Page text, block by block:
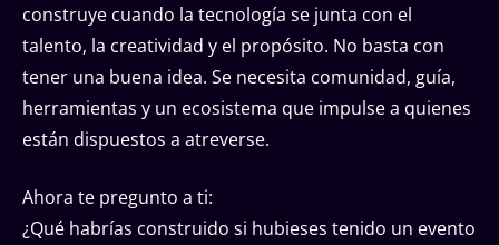
construye cuando la tecnología se junta con el
talento, la creatividad y el propósito. No basta con
tener una buena idea. Se necesita comunidad, guía,
herramientas y un ecosistema que impulse a quienes
están dispuestos a atreverse.
Ahora te pregunto a ti:
¿Qué habrías construido si hubieses tenido un evento